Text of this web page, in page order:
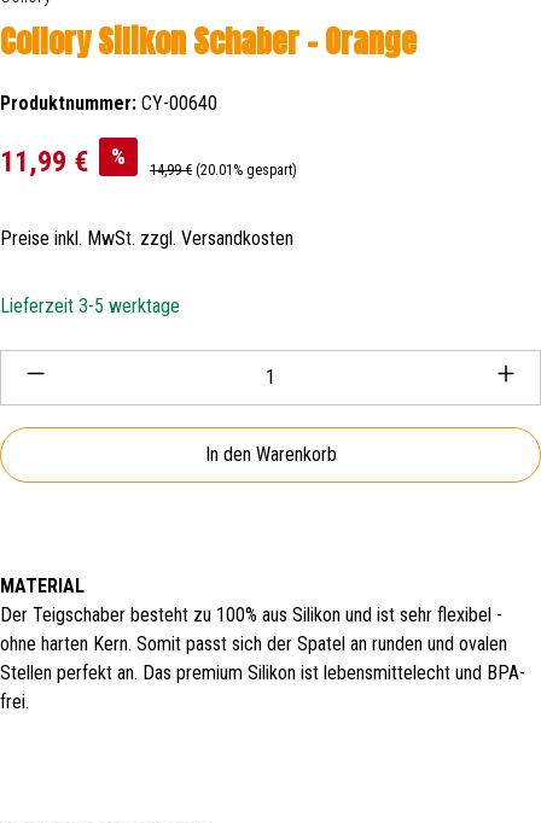
Collory Silikon Schaber - Orange
Produktnummer: CY-00640
Verkaufspreis:
11,99 € % Regulärer Preis:
14,99 € (20.01% gespart)
Preise inkl. MwSt. zzgl. Versandkosten
Lieferzeit 3-5 werktage
Produkt Anzahl: Gib den gewünschten Wert ein oder
In den Warenkorb
MATERIAL
Der Teigschaber besteht zu 100% aus Silikon und ist sehr flexibel -
ohne harten Kern. Somit passt sich der Spatel an runden und ovalen
Stellen perfekt an. Das premium Silikon ist lebensmittelecht und BPA-
frei.